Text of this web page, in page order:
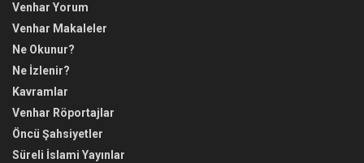
Venhar Yorum
Venhar Makaleler
Ne Okunur?
Ne İzlenir?
Kavramlar
Venhar Röportajlar
Öncü Şahsiyetler
Süreli İslami Yayınlar